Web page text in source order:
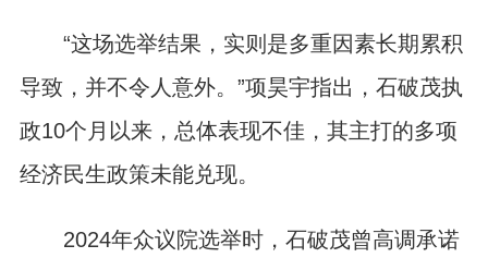
“这场选举结果，实则是多重因素长期累积
导致，并不令人意外。”项昊宇指出，石破茂执
政10个月以来，总体表现不佳，其主打的多项
经济民生政策未能兑现。
2024年众议院选举时，石破茂曾高调承诺